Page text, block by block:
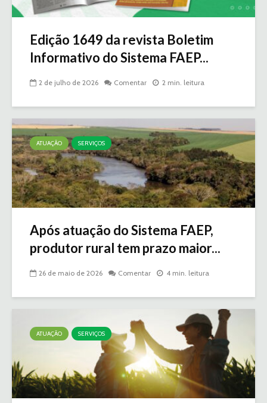
Edição 1649 da revista Boletim
Informativo do Sistema FAEP...
2 de julho de 2026 Comentar 2 min. leitura
ATUAÇÃO SERVIÇOS
Após atuação do Sistema FAEP,
produtor rural tem prazo maior...
26 de maio de 2026 Comentar 4 min. leitura
ATUAÇÃO SERVIÇOS